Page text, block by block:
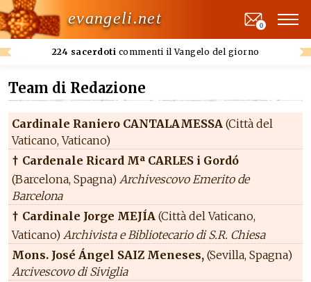
evangeli.net
224 sacerdoti commenti il Vangelo del giorno
0
Team di Redazione
Cardinale Raniero CANTALAMESSA (Città del
Vaticano, Vaticano)
† Cardenale Ricard Mª CARLES i Gordó
(Barcelona, Spagna) Archivescovo Emerito de
Barcelona
† Cardinale Jorge MEJÍA (Città del Vaticano,
Vaticano) Archivista e Bibliotecario di S.R. Chiesa
Mons. José Ángel SAIZ Meneses, (Sevilla, Spagna)
Arcivescovo di Siviglia